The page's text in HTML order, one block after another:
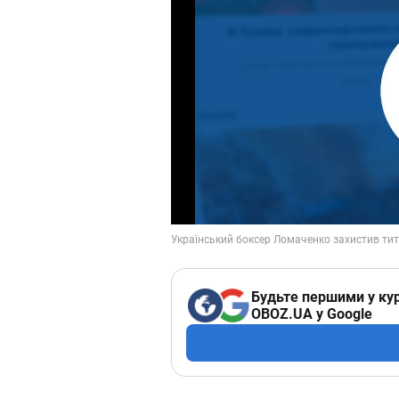
Будьте першими у
OBOZ.UA у Google